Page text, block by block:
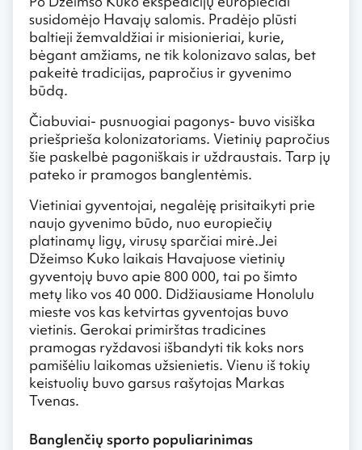
susidomėjo Havajų salomis. Pradėjo plūsti
baltieji žemvaldžiai ir misionieriai, kurie,
bėgant amžiams, ne tik kolonizavo salas, bet
pakeitė tradicijas, papročius ir gyvenimo
būdą.
Čiabuviai- pusnuogiai pagonys- buvo visiška
priešprieša kolonizatoriams. Vietinių papročius
šie paskelbė pagoniškais ir uždraustais. Tarp jų
pateko ir pramogos banglentėmis.
Vietiniai gyventojai, negalėję prisitaikyti prie
naujo gyvenimo būdo, nuo europiečių
platinamų ligų, virusų sparčiai mirė.Jei
Džeimso Kuko laikais Havajuose vietinių
gyventojų buvo apie 800 000, tai po šimto
metų liko vos 40 000. Didžiausiame Honolulu
mieste vos kas ketvirtas gyventojas buvo
vietinis. Gerokai primirštas tradicines
pramogas ryždavosi išbandyti tik koks nors
pamišėliu laikomas užsienietis. Vienu iš tokių
keistuolių buvo garsus rašytojas Markas
Tvenas.
Banglenčių sporto populiarinimas